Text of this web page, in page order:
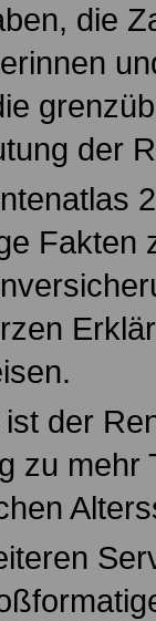
die
der
Fakten
ist der
zu mehr